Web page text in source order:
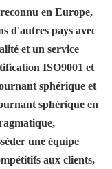
en Europe,
d'autres pays avec
et un service
ISO9001 et
sphérique et
sphérique en
une équipe
aux clients,